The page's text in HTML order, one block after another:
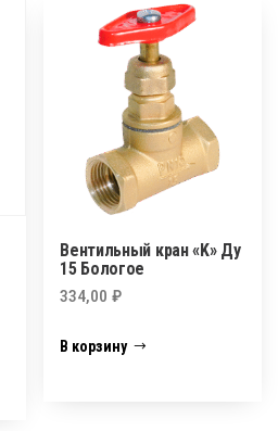
Вентильный кран «K» Ду
15 Бологое
334,00₽
В корзину